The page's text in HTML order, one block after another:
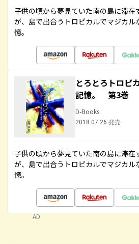
子供の頃から夢見ていた南の島に滞在
が、島で出合うトロピカルでマジカル
憶。
とろとろトロピ
記憶。 第3巻
D-Books
2018.07.26 発売
子供の頃から夢見ていた南の島に滞在
が、島で出合うトロピカルでマジカル
憶。
AD